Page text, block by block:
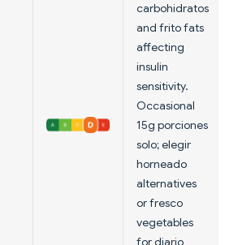
carbohidratos
and frito fats
affecting
insulin
sensitivity.
Occasional
15g porciones
solo; elegir
horneado
alternatives
or fresco
vegetables
for diario